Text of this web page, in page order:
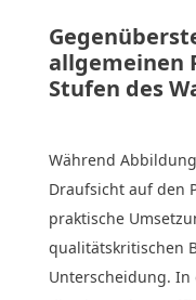
allgemeinen
Stufen des
Während
Draufsicht auf den
praktische
qualitätskritischen
Unterscheidung.